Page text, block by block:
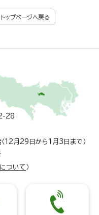
トップページへ戻る
28
（12月29日から1月3日まで）
ついて ）